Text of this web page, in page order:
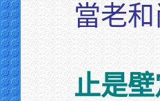
當老
止是